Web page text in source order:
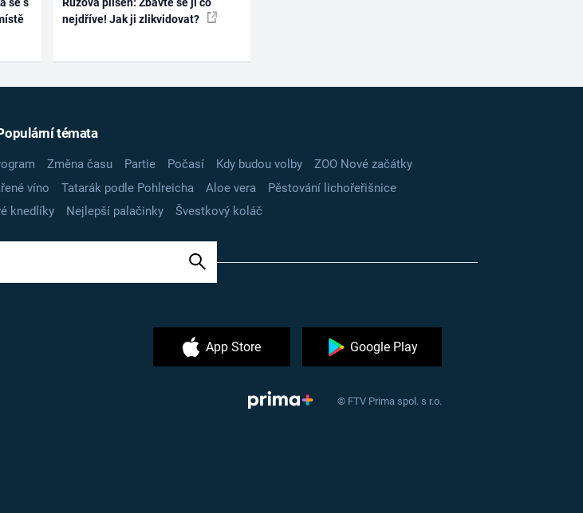
nejdříve! Jak ji zlikvidovat?
témata
Změna času Partie Počasí Kdy budou volby
ZOO Nové začátky
víno Tatarák podle Pohlreicha Aloe vera
Pěstování lichořeřišnice
knedlíky Nejlepší palačinky Švestkový koláč
App Store Google Play
© FTV Prima spol. s r.o.